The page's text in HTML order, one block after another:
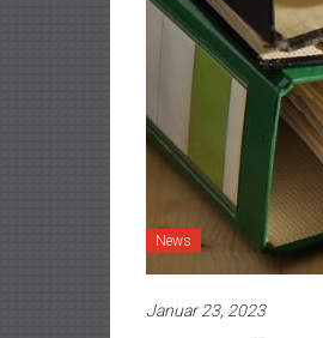
News
Januar 23, 2023